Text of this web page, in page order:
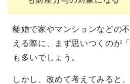
離婚で家やマンションなどの
える際に、まず思いつくのが「
も多いでしょう。
しかし、改めて考えてみると